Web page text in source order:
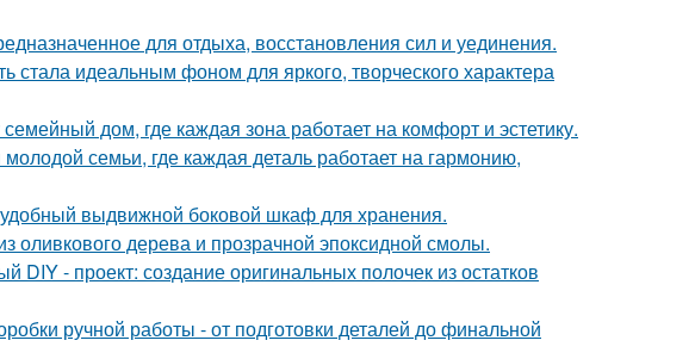
для отдыха, восстановления сил и уединения.
стала идеальным фоном для яркого, творческого характера
дом, где каждая зона работает на комфорт и эстетику.
семьи, где каждая деталь работает на гармонию,
выдвижной боковой шкаф для хранения.
оливкового дерева и прозрачной эпоксидной смолы.
- проект: создание оригинальных полочек из остатков
ручной работы - от подготовки деталей до финальной